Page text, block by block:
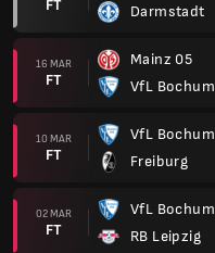
FT
Darmstadt
16 MAR
FT
Mainz 05
VfL Bochum
10 MAR
FT
VfL Bochum
Freiburg
02 MAR
FT
VfL Bochum
RB Leipzig